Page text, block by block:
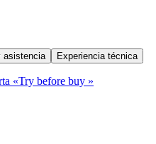
asistencia Experiencia técnica
«Try before buy »